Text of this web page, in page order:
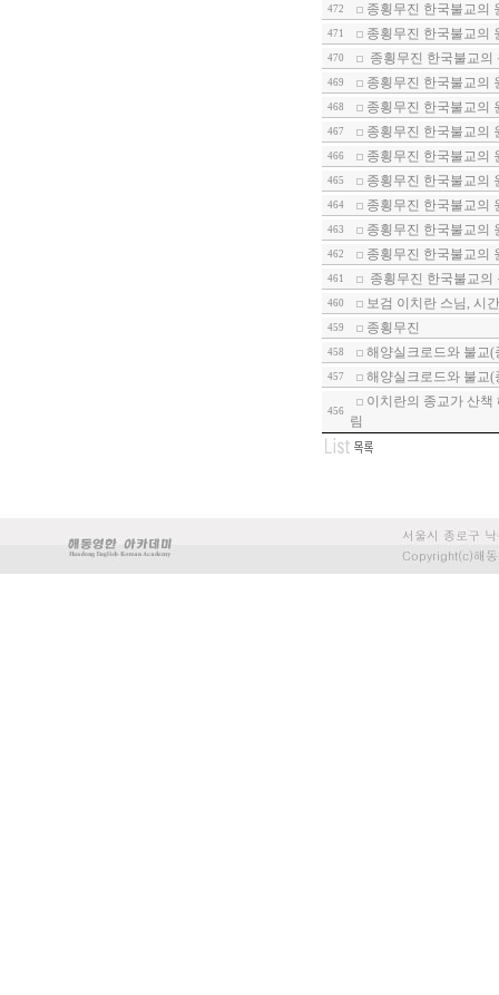
472 종횡무진 한국불교의
471 종횡무진 한국불교의
470 종횡무진 한국불교
469 종횡무진 한국불교의
468 종횡무진 한국불교의
467 종횡무진 한국불교의
466 종횡무진 한국불교의
465 종횡무진 한국불교의
464 종횡무진 한국불교의
463 종횡무진 한국불교의
462 종횡무진 한국불교의
461 종횡무진 한국불교
460 보검 이치란 스님, 시
459 종횡무진
458 해양실크로드와 불교
457 해양실크로드와 불교(
456
이치란의 종교가 산
림